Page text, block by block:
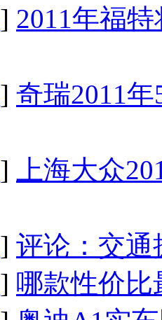
] 2011年福
] 奇瑞2011
]
上海大众
] 评论：交通
] 哪款性价比